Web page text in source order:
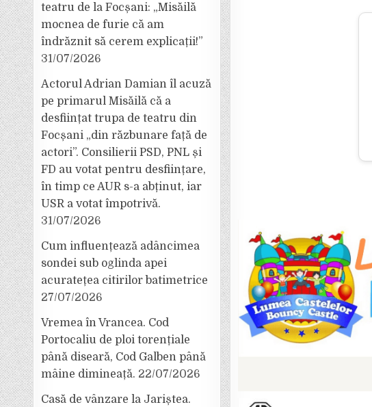
teatru de la Focșani: „Misăilă
mocnea de furie că am
îndrăznit să cerem explicații!”
31/07/2026
Actorul Adrian Damian îl acuză
pe primarul Misăilă că a
desființat trupa de teatru din
Focșani „din răzbunare față de
actori”. Consilierii PSD, PNL și
FD au votat pentru desființare,
în timp ce AUR s-a abținut, iar
USR a votat împotrivă.
31/07/2026
Cum influențează adâncimea
sondei sub oglinda apei
acuratețea citirilor batimetrice
27/07/2026
Vremea în Vrancea. Cod
Portocaliu de ploi torențiale
până diseară, Cod Galben până
mâine dimineață. 22/07/2026
Casă de vânzare la Jariștea.